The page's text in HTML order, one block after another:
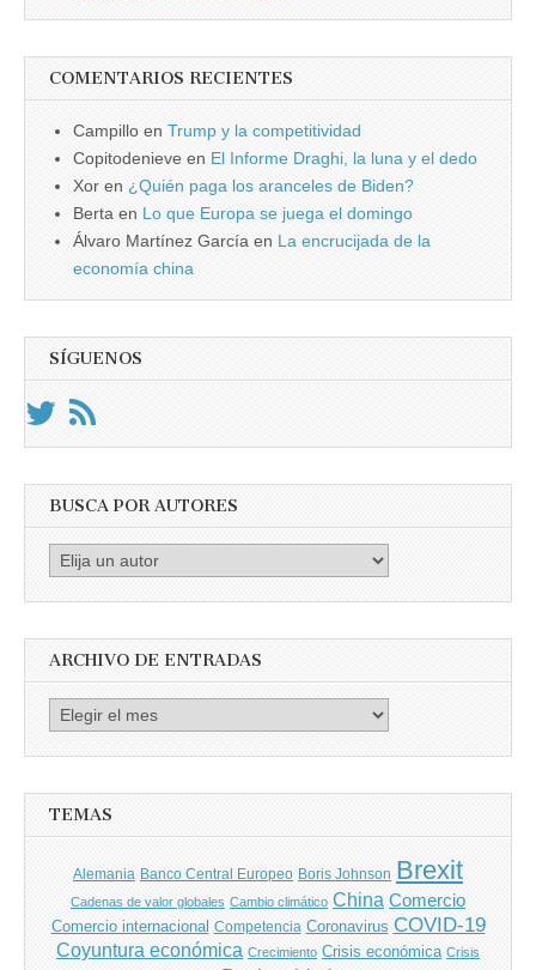
COMENTARIOS RECIENTES
Campillo en Trump y la competitividad
Copitodenieve en El Informe Draghi, la luna y el dedo
Xor en ¿Quién paga los aranceles de Biden?
Berta en Lo que Europa se juega el domingo
Álvaro Martínez García en La encrucijada de la
economía china
SÍGUENOS
BUSCA POR AUTORES
Busca
ARCHIVO DE ENTRADAS
Archivo
TEMAS
Alemania Banco Central Europeo Boris Johnson Brexit
Cadenas de valor globales Cambio climático China Comercio
Comercio internacional Competencia Coronavirus COVID-19
Coyuntura económica Crecimiento Crisis económica Crisis